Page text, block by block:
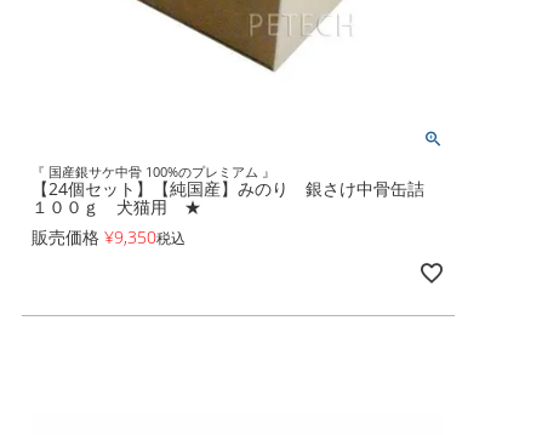
『 国産銀サケ中骨 100%のプレミアム 』
【24個セット】【純国産】みのり 銀さけ中骨缶詰
１００ｇ 犬猫用 ★
販売価格 ¥9,350税込